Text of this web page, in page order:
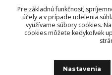
+421 552 304 860
Po-Pia 8.00-13.00
Pre základnú funkčnosť,
účely a v prípade udelenia
využívame súbory cookies.
cookies môžete kedykoľvek
Nastavenia